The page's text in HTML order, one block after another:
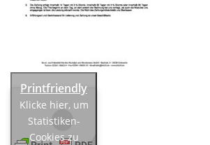
Klicke hier, um
Statistiken-
Cookies zu